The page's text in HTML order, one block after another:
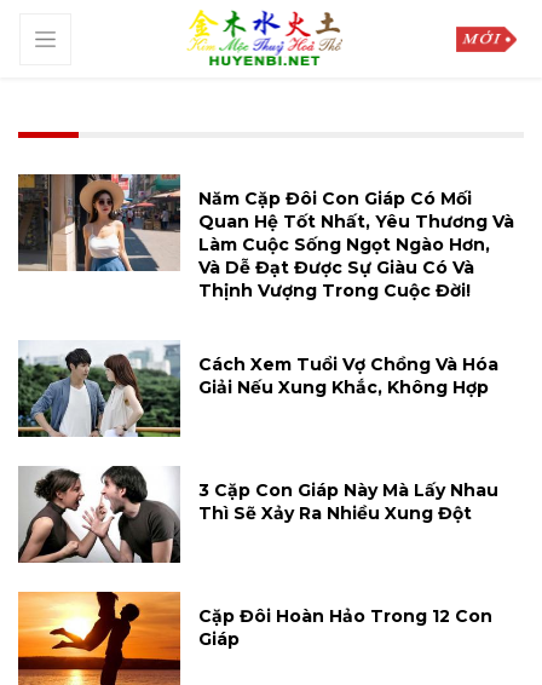
Năm Cặp Đôi Con Giáp Có Mối
Quan Hệ Tốt Nhất, Yêu Thương Và
Làm Cuộc Sống Ngọt Ngào Hơn,
Và Dễ Đạt Được Sự Giàu Có Và
Thịnh Vượng Trong Cuộc Đời!
Cách Xem Tuổi Vợ Chồng Và Hóa
Giải Nếu Xung Khắc, Không Hợp
3 Cặp Con Giáp Này Mà Lấy Nhau
Thì Sẽ Xảy Ra Nhiều Xung Đột
Cặp Đôi Hoàn Hảo Trong 12 Con
Giáp